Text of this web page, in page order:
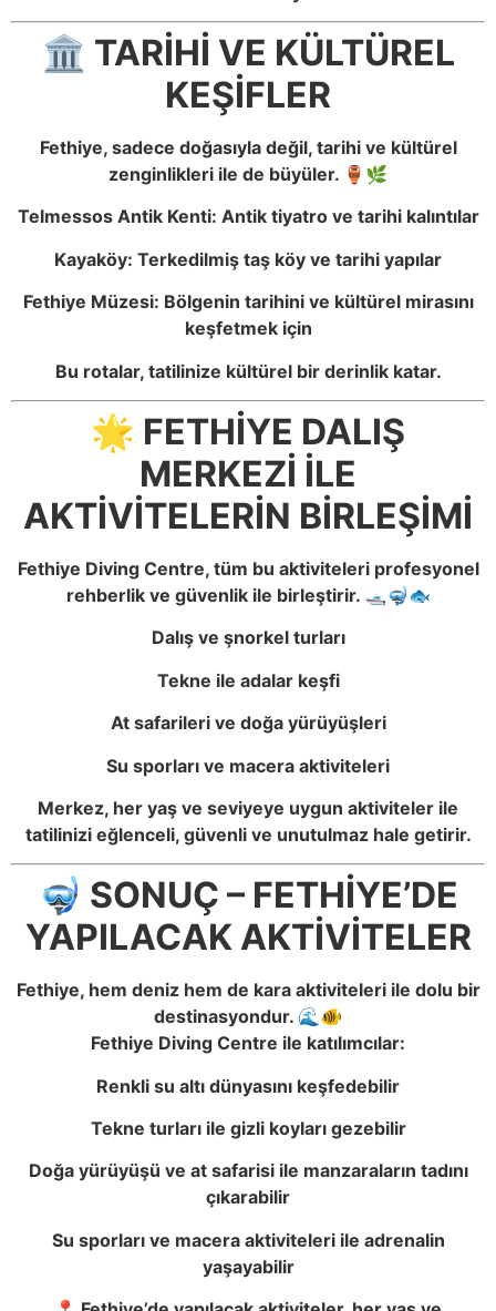
🏛️ TARİHİ VE KÜLTÜREL
KEŞİFLER
Fethiye, sadece doğasıyla değil, tarihi ve kültürel
zenginlikleri ile de büyüler. 🏺🌿
Telmessos Antik Kenti: Antik tiyatro ve tarihi kalıntılar
Kayaköy: Terkedilmiş taş köy ve tarihi yapılar
Fethiye Müzesi: Bölgenin tarihini ve kültürel mirasını
keşfetmek için
Bu rotalar, tatilinize kültürel bir derinlik katar.
🌟 FETHİYE DALIŞ
MERKEZİ İLE
AKTİVİTELERİN BİRLEŞİMİ
Fethiye Diving Centre, tüm bu aktiviteleri profesyonel
rehberlik ve güvenlik ile birleştirir. 🛥️🤿🐟
Dalış ve şnorkel turları
Tekne ile adalar keşfi
At safarileri ve doğa yürüyüşleri
Su sporları ve macera aktiviteleri
Merkez, her yaş ve seviyeye uygun aktiviteler ile
tatilinizi eğlenceli, güvenli ve unutulmaz hale getirir.
🤿 SONUÇ – FETHİYE’DE
YAPILACAK AKTİVİTELER
Fethiye, hem deniz hem de kara aktiviteleri ile dolu bir
destinasyondur. 🌊🐠
Fethiye Diving Centre ile katılımcılar:
Renkli su altı dünyasını keşfedebilir
Tekne turları ile gizli koyları gezebilir
Doğa yürüyüşü ve at safarisi ile manzaraların tadını
çıkarabilir
Su sporları ve macera aktiviteleri ile adrenalin
yaşayabilir